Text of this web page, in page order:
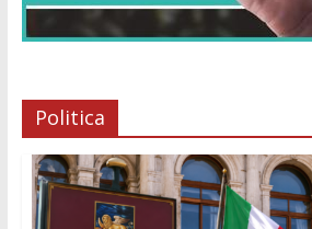
Politica